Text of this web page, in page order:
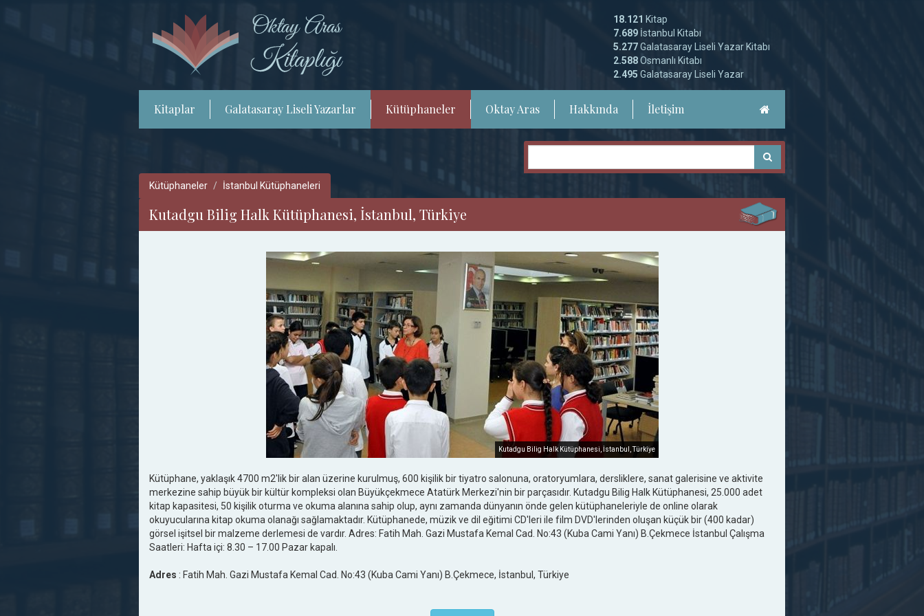
18.121 Kitap
7.689 İstanbul Kitabı
5.277Galatasaray Liseli Yazar Kitabı
2.588Osmanlı Kitabı
2.495 Galatasaray Liseli Yazar
Kitaplar Galatasaray Liseli Yazarlar Kütüphaneler Oktay Aras Hakkında İletişim
Kütüphaneler İstanbul Kütüphaneleri
Kutadgu Bilig Halk Kütüphanesi, İstanbul, Türkiye
Kutadgu Bilig Halk Kütüphanesi, İstanbul, Türkiye
Kütüphane, yaklaşık 4700 m2'lik bir alan üzerine kurulmuş, 600 kişilik bir tiyatro salonuna, oratoryumlara, dersliklere, sanat galerisine ve aktivite
merkezine sahip büyük bir kültür kompleksi olan Büyükçekmece Atatürk Merkezi'nin bir parçasıdır. Kutadgu Bilig Halk Kütüphanesi, 25.000 adet
kitap kapasitesi, 50 kişilik oturma ve okuma alanına sahip olup, aynı zamanda dünyanın önde gelen kütüphaneleriyle de online olarak
okuyucularına kitap okuma olanağı sağlamaktadır. Kütüphanede, müzik ve dil eğitimi CD'leri ile film DVD'lerinden oluşan küçük bir (400 kadar)
görsel işitsel bir malzeme derlemesi de vardır. Adres: Fatih Mah. Gazi Mustafa Kemal Cad. No:43 (Kuba Cami Yanı) B.Çekmece İstanbul Çalışma
Saatleri: Hafta içi: 8.30 – 17.00 Pazar kapalı.
Adres : Fatih Mah. Gazi Mustafa Kemal Cad. No:43 (Kuba Cami Yanı) B.Çekmece, İstanbul, Türkiye